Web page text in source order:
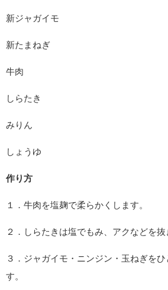
新ジャガイモ
新たまねぎ
牛肉
しらたき
みりん
しょうゆ
作り方
１．牛肉を塩麹で柔らかくします。
２．しらたきは塩でもみ、アクなどを抜
３．ジャガイモ・ニンジン・玉ねぎを
す。